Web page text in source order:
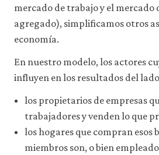
navegador,
es
posible
eso
afecte
a
prestaciones
sitio
(como,
mercado de trabajo y el mercado
agregado), simplificamos otros
economía.
En nuestro modelo, los actores
influyen en los resultados del
los propietarios de empresas
trabajadores y venden lo que
los hogares que compran esos
miembros son, o bien